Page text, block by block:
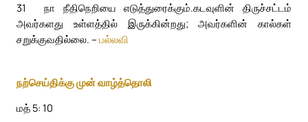
நா நீதிநெறியை எடுத்துரைக்கும்.
31
கடவுளின் திருச்சட்டம்
அவர்களது உள்ளத்தில் இருக்கின்றது; அவர்களின் கால்கள்
சறுக்குவதில்லை. – பல்லவி
நற்செய்திக்கு முன் வாழ்த்தொலி
மத் 5: 10